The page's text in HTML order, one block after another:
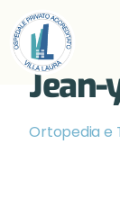
Ortopedia e